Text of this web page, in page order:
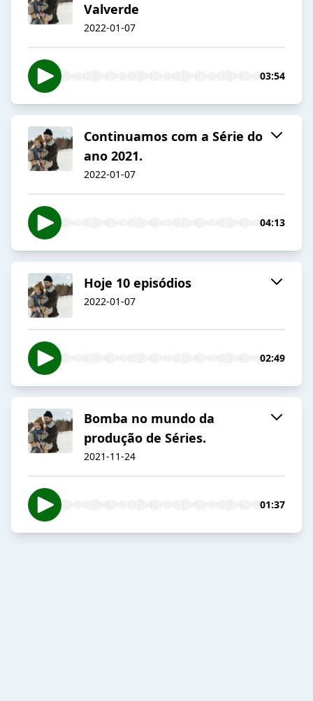
Valverde
2022-01-07
03:54
Continuamos com a Série do
ano 2021.
2022-01-07
04:13
Hoje 10 episódios
2022-01-07
02:49
Bomba no mundo da
produção de Séries.
2021-11-24
01:37